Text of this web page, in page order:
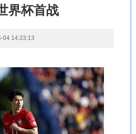
界杯首战
04 14:23:13